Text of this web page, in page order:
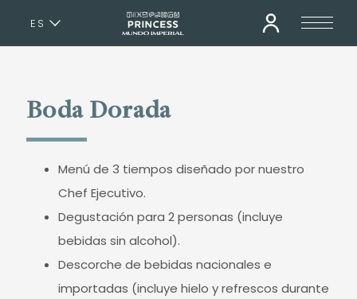
ES
EN
Boda Dorada
Menú de 3 tiempos diseñado por nuestro
Chef Ejecutivo.
Degustación para 2 personas (incluye
bebidas sin alcohol).
Descorche de bebidas nacionales e
importadas (incluye hielo y refrescos durante